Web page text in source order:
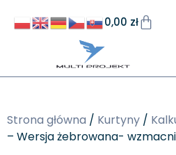
0,00 zł
Strona główna / Kurtyny /
– Wersja żebrowana-